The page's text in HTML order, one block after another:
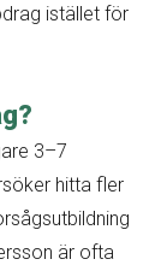
istället för
3–7
hitta fler
är ofta